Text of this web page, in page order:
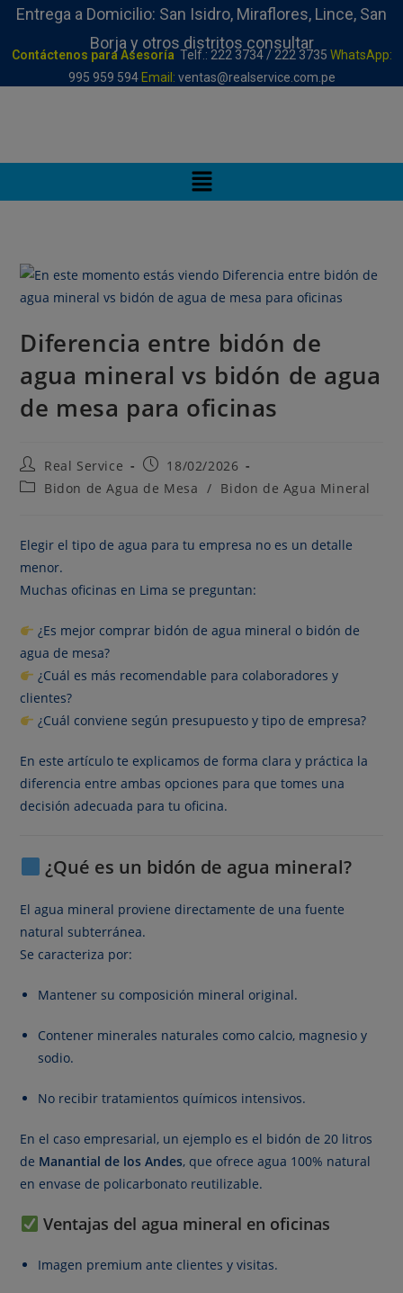
Entrega a Domicilio: San Isidro, Miraflores, Lince, San
Borja y otros distritos consultar
Contáctenos para Asesoría Telf.: 222 3734 / 222 3735 WhatsApp:
995 959 594 Email: ventas@realservice.com.pe
Diferencia entre bidón de
agua mineral vs bidón de agua
de mesa para oficinas
Real Service
18/02/2026
Bidon de Agua de Mesa / Bidon de Agua Mineral
Elegir el tipo de agua para tu empresa no es un detalle
menor.
Muchas oficinas en Lima se preguntan:
¿Es mejor comprar bidón de agua mineral o bidón de
agua de mesa?
¿Cuál es más recomendable para colaboradores y
clientes?
¿Cuál conviene según presupuesto y tipo de empresa?
En este artículo te explicamos de forma clara y práctica la
diferencia entre ambas opciones para que tomes una
decisión adecuada para tu oficina.
¿Qué es un bidón de agua mineral?
El agua mineral proviene directamente de una fuente
natural subterránea.
Se caracteriza por:
Mantener su composición mineral original.
Contener minerales naturales como calcio, magnesio y
sodio.
No recibir tratamientos químicos intensivos.
En el caso empresarial, un ejemplo es el bidón de 20 litros
de Manantial de los Andes, que ofrece agua 100% natural
en envase de policarbonato reutilizable.
Ventajas del agua mineral en oficinas
Imagen premium ante clientes y visitas.